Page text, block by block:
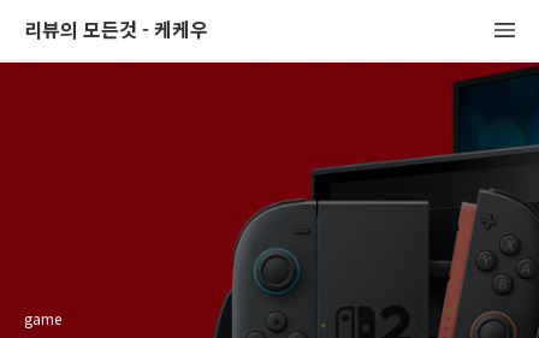
리뷰의 모든것 - 케케우
game